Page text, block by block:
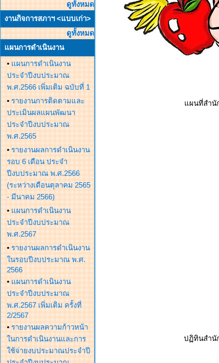
ดูทั้งหมด
งานกิจการสภาฯ <แบบเก่า>
ดูทั้งหมด
แผนการดำเนินงาน
• แผนการดำเนินงาน
ประจำปีงบประมาณ
พ.ศ.2566 เพิ่มเติม ฉบับที่ 1
• รายงานการติดตามและ
ประเมินผลแผนพัฒนา
ประจำปีงบประมาณ
พ.ศ.2565
• รายงานผลการดำเนินงาน
รอบ 6 เดือน ประจำ
ปีงบประมาณ พ.ศ.2566
(ระหว่างเดือนตุลาคม 2565
- มีนาคม 2566)
• แผนการดำเนินงาน
ประจำปีงบประมาณ
พ.ศ.2567
• รายงานผลการดำเนินงาน
ในรอบปีงบประมาณ พ.ศ.
2566
• แผนการดำเนินงาน
ประจำปีงบประมาณ
พ.ศ.2567 เพิ่มเติม ครั้งที่
2/2567
• รายงานผลความก้าวหน้า
ในการดำเนินงานและการ
ใช้จ่ายงบประมาณประจำปี
แผนที่สำนั
ปฏิทินสำนั